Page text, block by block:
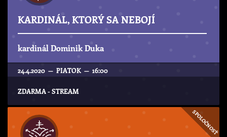
KARDINÁL, KTORÝ SA NEBOJÍ
kardinál Dominik Duka
24.4.2020 — PIATOK — 16:00
ZDARMA - STREAM
SPOLOČNOSŤ